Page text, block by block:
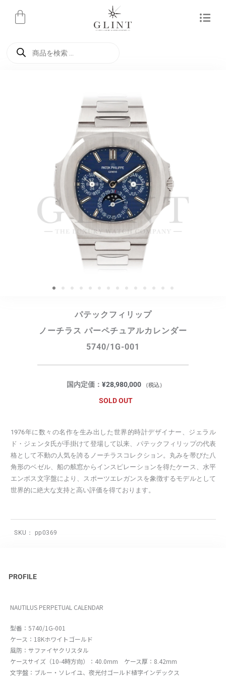
パテックフィリップ
ノーチラス パーペチュアルカレンダー
5740/1G-001
国内定価： ¥28,980,000 （税込）
SOLD OUT
1976年に数々の名作を生み出した世界的時計デザイナー、ジェラル
ド・ジェンタ氏が手掛けて登場して以来、パテックフィリップの代表
格として不動の人気を誇るノーチラスコレクション。丸みを帯びた八
角形のベゼル、船の舷窓からインスピレーションを得たケース、水平
エンボス文字盤により、スポーツエレガンスを象徴するモデルとして
世界的に絶大な支持と高い評価を得ております。
SKU： pp0369
PROFILE
NAUTILUS PERPETUAL CALENDAR
型番：5740/1G-001
ケース：18Kホワイトゴールド
風防：サファイヤクリスタル
ケースサイズ（10-4時方向）：40.0mm ケース厚：8.42mm
文字盤：ブルー・ソレイユ、夜光付ゴールド植字インデックス